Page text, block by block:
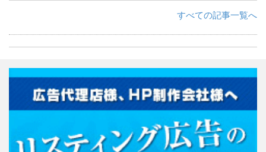
すべての記事一覧へ